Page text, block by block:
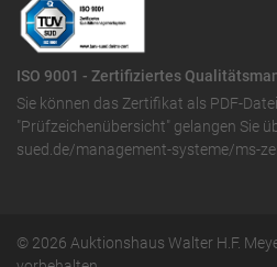
ISO 9001 - Zertifiziertes
Sie können das Zertifikat als PDF-
"Prüfzeichenübersicht" gelangen Sie
sued.de/management-systeme/ms-
© 2026 Auktionshaus Walter H.F.